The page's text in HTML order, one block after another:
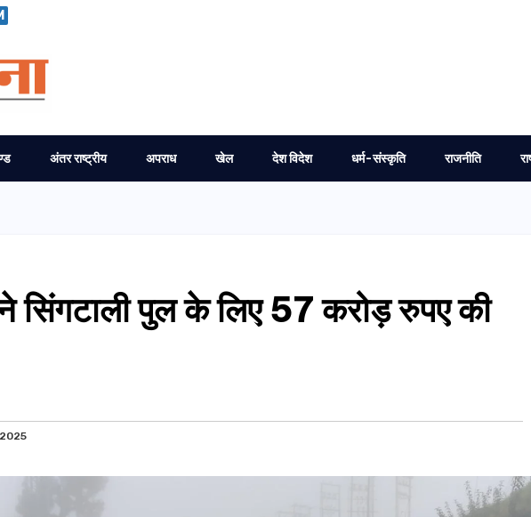
अंतर राष्ट्रीय अपराध खेल देश विदेश धर्म-संस्कृति राजनीति
सिंगटाली पुल के लिए 57 करोड़ रुपए की
2025